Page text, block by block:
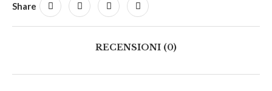
Share
RECENSIONI (0)